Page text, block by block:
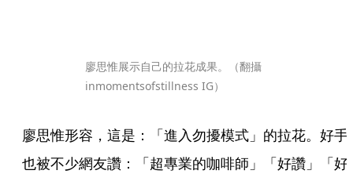
廖思惟展示自己的拉花成果。（翻攝
inmomentsofstillness IG）
廖思惟形容，這是：「進入勿擾模式」的拉花。好手
也被不少網友讚：「超專業的咖啡師」「好讚」「好